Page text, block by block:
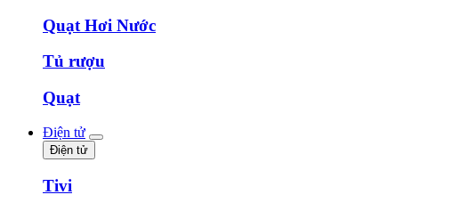
Quạt Hơi Nước
Tủ rượu
Quạt
Điện tử
Điện tử
Tivi